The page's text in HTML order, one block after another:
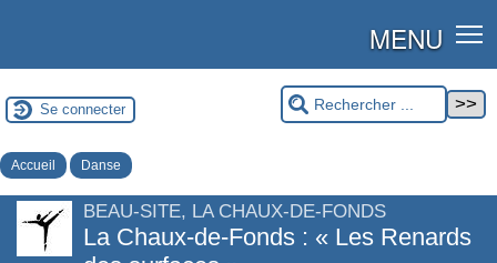
MENU
Se connecter
Accueil Danse
BEAU-SITE, LA CHAUX-DE-FONDS
La Chaux-de-Fonds : « Les Renards